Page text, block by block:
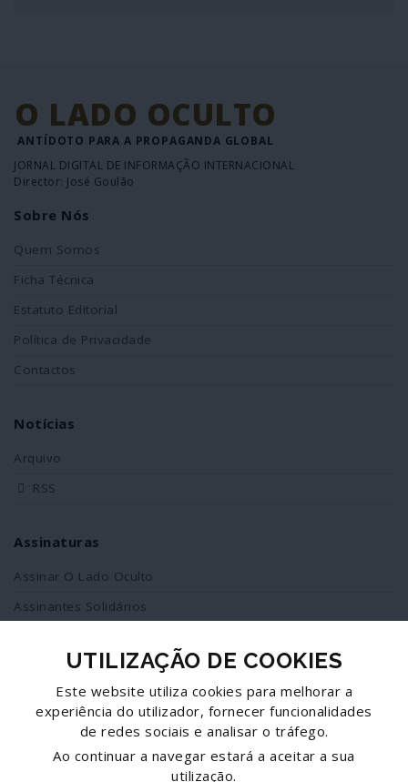
O LADO OCULTO
ANTÍDOTO PARA A PROPAGANDA GLOBAL
JORNAL DIGITAL DE INFORMAÇÃO INTERNACIONAL
Director: José Goulão
Sobre Nós
Quem Somos
Ficha Técnica
Estatuto Editorial
Política de Privacidade
Contactos
Notícias
Arquivo
RSS
Assinaturas
Assinar O Lado Oculto
Assinantes Solidários
Redes Sociais
Siga-nos no facebook
UTILIZAÇÃO DE COOKIES
Este website utiliza cookies para melhorar a
experiência do utilizador, fornecer funcionalidades
de redes sociais e analisar o tráfego.
Ao continuar a navegar estará a aceitar a sua
utilização.